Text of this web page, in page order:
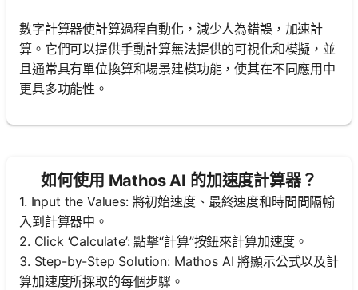
數字計算器使計算過程自動化，減少人為錯誤，加速計
算。它們可以提供手動計算無法提供的可視化和模擬，並
且通常具有單位換算和場景建模功能，使其在不同應用中
更具多功能性。
如何使用 Mathos AI 的加速度計算器？
1. Input the Values: 將初始速度、最終速度和時間間隔輸
入到計算器中。
2. Click ‘Calculate’: 點擊“計算”按鈕來計算加速度。
3. Step-by-Step Solution: Mathos AI 將顯示公式以及計
算加速度所採取的每個步驟。